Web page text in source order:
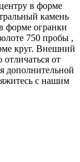
в форме
камень
форме огранки
750 пробы ,
круг. Внешний
от
дополнительной
с нашим